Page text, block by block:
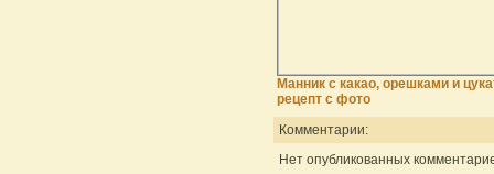
Манник с какао, орешками и
рецепт с фото
Комментарии:
Нет опубликованных